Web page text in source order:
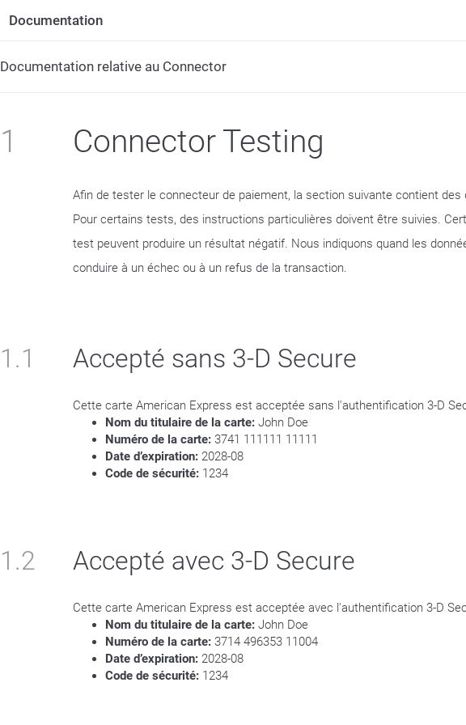
Documentation
Documentation relative au Connector
1 Connector Testing
Afin de tester le connecteur de paiement, la section suivante contient des
Pour certains tests, des instructions particulières doivent être suivies.
test peuvent produire un résultat négatif. Nous indiquons quand les
conduire à un échec ou à un refus de la transaction.
1.1 Accepté sans 3-D Secure
Cette carte American Express est acceptée sans l'authentification 3-D
Nom du titulaire de la carte: John Doe
Numéro de la carte: 3741 111111 11111
Date d’expiration: 2028-08
Code de sécurité: 1234
1.2 Accepté avec 3-D Secure
Cette carte American Express est acceptée avec l'authentification 3-D
Nom du titulaire de la carte: John Doe
Numéro de la carte: 3714 496353 11004
Date d’expiration: 2028-08
Code de sécurité: 1234